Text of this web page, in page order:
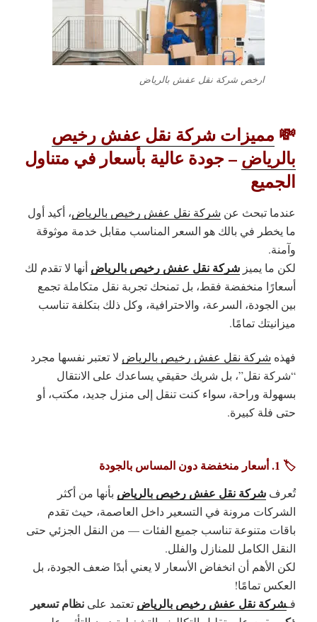
ارخص شركة نقل عفش بالرياض
💸 مميزات شركة نقل عفش رخيص
بالرياض – جودة عالية بأسعار في متناول
الجميع
عندما تبحث عن شركة نقل عفش رخيص بالرياض، أكيد أول
ما يخطر في بالك هو السعر المناسب مقابل خدمة موثوقة
وآمنة.
لكن ما يميز شركة نقل عفش رخيص بالرياض أنها لا تقدم لك
أسعارًا منخفضة فقط، بل تمنحك تجربة نقل متكاملة تجمع
بين الجودة، السرعة، والاحترافية، وكل ذلك بتكلفة تناسب
ميزانيتك تمامًا.
فهذه شركة نقل عفش رخيص بالرياض لا تعتبر نفسها مجرد
“شركة نقل”، بل شريك حقيقي يساعدك على الانتقال
بسهولة وراحة، سواء كنت تنقل إلى منزل جديد، مكتب، أو
حتى فلة كبيرة.
🏷️ 1. أسعار منخفضة دون المساس بالجودة
تُعرف شركة نقل عفش رخيص بالرياض بأنها من أكثر
الشركات مرونة في التسعير داخل العاصمة، حيث تقدم
باقات متنوعة تناسب جميع الفئات — من النقل الجزئي حتى
النقل الكامل للمنازل والفلل.
لكن الأهم أن انخفاض الأسعار لا يعني أبدًا ضعف الجودة، بل
العكس تمامًا!
فـشركة نقل عفش رخيص بالرياض تعتمد على نظام تسعير